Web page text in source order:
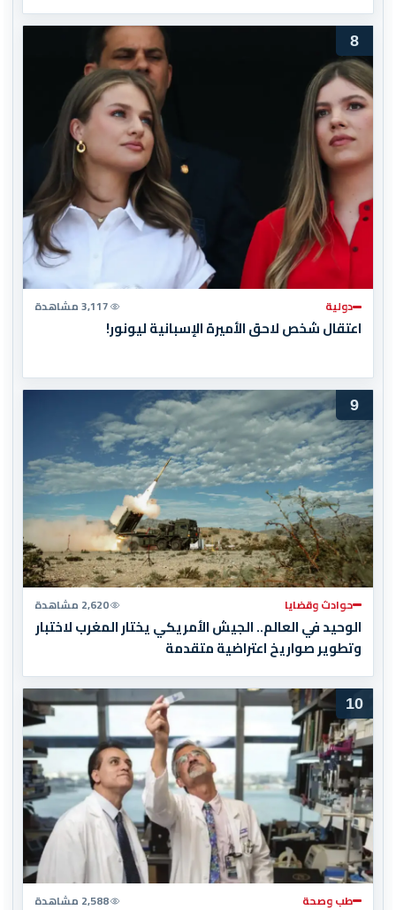
8
دولية 3,117 مشاهدة
اعتقال شخص لاحق الأميرة الإسبانية ليونور!
9
حوادث وقضايا 2,620 مشاهدة
الوحيد في العالم.. الجيش الأمريكي يختار المغرب لاختبار
وتطوير صواريخ اعتراضية متقدمة
10
طب وصحة 2,588 مشاهدة